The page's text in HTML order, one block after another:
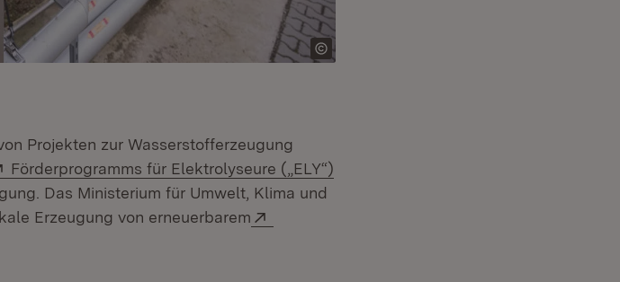
Projekten zur Wasserstofferzeugung
Extern:
Förderprogramms für Elektrolyseure („ELY“)
Das Ministerium für Umwelt, Klima und
Erzeugung von erneuerbarem